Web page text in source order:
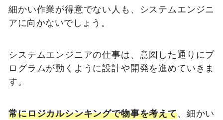
細かい作業が得意でない人も、システムエンジニ
アに向かないでしょう。
システムエンジニアの仕事は、意図した通りにプ
ログラムが動くように設計や開発を進めていきま
す。
常にロジカルシンキングで物事を考えて、細かい